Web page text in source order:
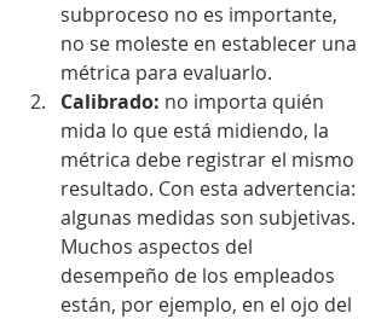
subproceso no es importante,
no se moleste en establecer una
métrica para evaluarlo.
Calibrado: no importa quién
mida lo que está midiendo, la
métrica debe registrar el mismo
resultado. Con esta advertencia:
algunas medidas son subjetivas.
Muchos aspectos del
desempeño de los empleados
están, por ejemplo, en el ojo del